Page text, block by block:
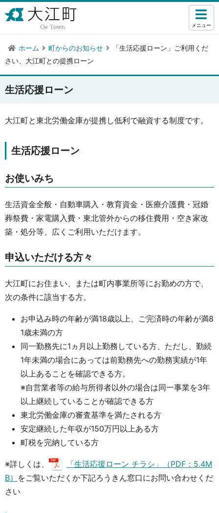
メニュー
ホーム 町からのお知らせ
「生活応援ローン」ご利用くだ
さい、大江町との提携ローン
生活応援ローン
大江町と東北労働金庫が提携し低利で融資する制度です。
生活応援ローン
お使いみち
生活資金全般・自動車購入・教育資金・医療介護費・冠婚
葬祭費・家電購入費・東北管外からの移住費用・空き家改
築・処分等、広くご利用いただけます。
申込いただける方々
大江町にお住まい、または町内事業所等にお勤めの方で、
次の条件に該当する方。
お申込み時の年齢が満18歳以上、ご完済時の年齢が満8
1歳未満の方
同一勤務先に1ヵ月以上勤務している方、ただし、勤続
1年未満の場合にあっては前勤務先への勤務実績が1年
以上あることを確認できる方。
※自営業者等の給与所得者以外の場合は同一事業を3年
以上継続していることが確認できる方
東北労働金庫の審査基準を満たされる方
安定継続した年収が150万円以上ある方
町税を完納している方
※詳しくは、
「生活応援ローン チラシ」（PDF：5.4M
B） をご覧いただくか下記ろうきん窓口にお問い合わせくだ
さい